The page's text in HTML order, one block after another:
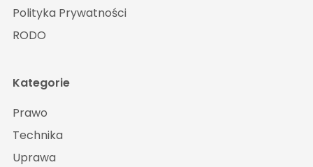
Polityka Prywatności
RODO
Kategorie
Prawo
Technika
Uprawa